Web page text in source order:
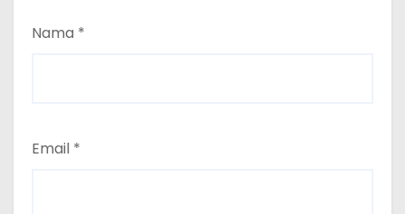
Nama *
Email *